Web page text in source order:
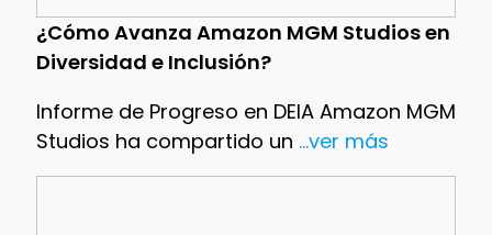
¿Cómo Avanza Amazon MGM Studios en
Diversidad e Inclusión?
Informe de Progreso en DEIA Amazon MGM
Studios ha compartido un ...ver más